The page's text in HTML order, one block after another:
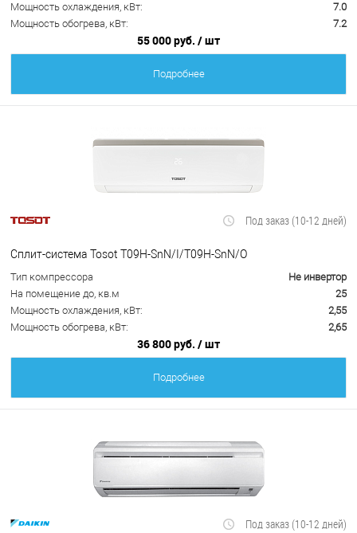
Мощность охлаждения, кВт:
7.0
Мощность обогрева, кВт:
7.2
55 000 руб. / шт
Подробнее
Под заказ (10-12 дней)
Сплит-система Tosot T09H-SnN/I/T09H-SnN/O
Тип компрессора
Не инвертор
На помещение до, кв.м
25
Мощность охлаждения, кВт:
2,55
Мощность обогрева, кВт:
2,65
36 800 руб. / шт
Подробнее
Под заказ (10-12 дней)